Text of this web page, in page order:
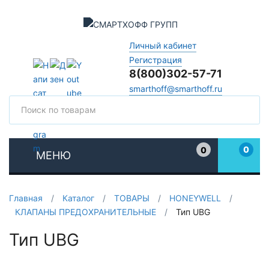
Личный кабинет
Регистрация
8(800)302-57-71
smarthoff@smarthoff.ru
МЕНЮ
0
0
Главная / Каталог / ТОВАРЫ / HONEYWELL
/
КЛАПАНЫ ПРЕДОХРАНИТЕЛЬНЫЕ
/ Тип UBG
Тип UBG